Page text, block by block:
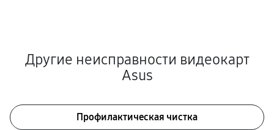
Другие неисправности видеокарт
Asus
Профилактическая чистка